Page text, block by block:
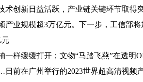
创新日益活跃，产业链关键环节取得
产业规模超3万亿元。下一步，工信部
样缓缓打开；文物“马踏飞燕”在透明
前在广州举行的2023世界超高清视频